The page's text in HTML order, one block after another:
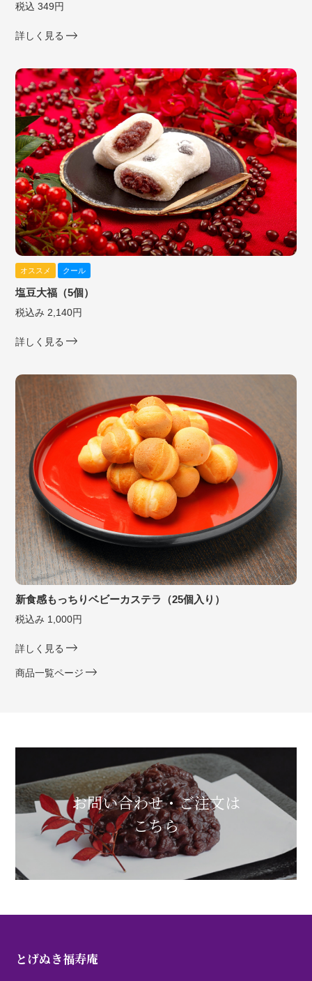
税込 349円
詳しく見る
オススメ クール
塩豆大福（5個）
税込み 2,140円
詳しく見る
新食感もっちりベビーカステラ（25個入り）
税込み 1,000円
詳しく見る
商品一覧ページ
お問い合わせ・ご注文は
こちら
とげぬき福寿庵